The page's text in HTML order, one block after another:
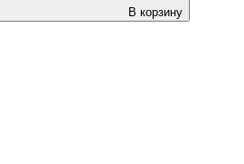
В корзину